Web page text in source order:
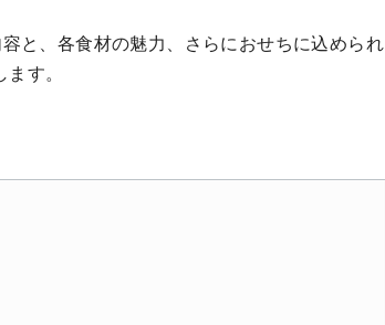
と、各食材の魅力、さらにおせちに込められ
す。